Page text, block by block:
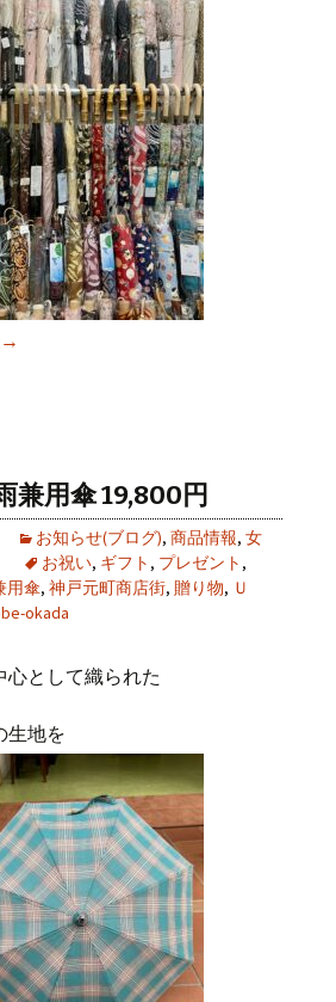
→
兼用傘 19,800円
お知らせ(ブログ), 商品情報, 女
お祝い, ギフト , プレゼント ,
用傘, 神戸元町商店街, 贈り物, Ｕ
okada
として織られた
生地を